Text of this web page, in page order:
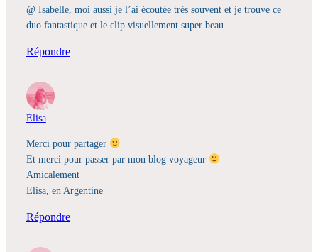
@ Isabelle, moi aussi je l’ai écoutée très souvent et je trouve ce
duo fantastique et le clip visuellement super beau.
Répondre
Elisa
Merci pour partager
Et merci pour passer par mon blog voyageur
Amicalement
Elisa, en Argentine
Répondre